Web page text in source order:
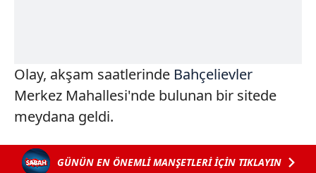
Olay, akşam saatlerinde Bahçelievler
Merkez Mahallesi'nde bulunan bir sitede
meydana geldi.
GÜNÜN EN ÖNEMLİ MANŞETLERİ İÇİN TIKLAYIN